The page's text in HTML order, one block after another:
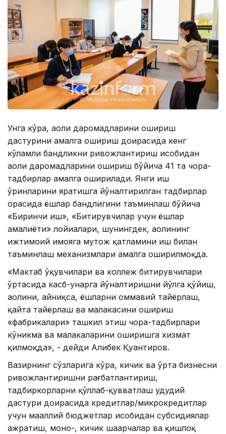
Унга кўра, аҳоли даромадларини ошириш
дастурини амалга ошириш доирасида кенг
кўламли бандликни ривожлантириш ҳисобидан
аҳоли даромадларини ошириш бўйича 41 та чора-
тадбирлар амалга оширилади. Янги иш
ўринларини яратишга йўналтирилган тадбирлар
орасида ёшлар бандлигини таъминлаш бўйича
«Биринчи иш», «Битирувчилар учун ёшлар
амалиёти» лойиҳалари, шунингдек, аҳолининг
ижтимоий ҳимояга муҳтож қатламини иш билан
таъминлаш механизмлари амалга оширилмоқда.
«Мактаб ўқувчилари ва коллеж битирувчилари
ўртасида касб-ҳунарга йўналтиришни йўлга қўйиш,
аҳолини, айниқса, ёшларни оммавий тайёрлаш,
қайта тайёрлаш ва малакасини ошириш
«фабрикалари» ташкил этиш чора-тадбирлари
кўникма ва малакаларини оширишга хизмат
қилмоқда», - дейди Алибек Қуантиров.
Вазирнинг сўзларига кўра, кичик ва ўрта бизнесни
ривожлантиришни рағбатлантириш,
тадбиркорларни қўллаб-қувватлаш ҳудудий
дастури доирасида кредитлар/микрокредитлар
учун маҳаллий бюджетлар ҳисобидан субсидиялар
ажратиш, моно-, кичик шаҳарчалар ва қишлоқ